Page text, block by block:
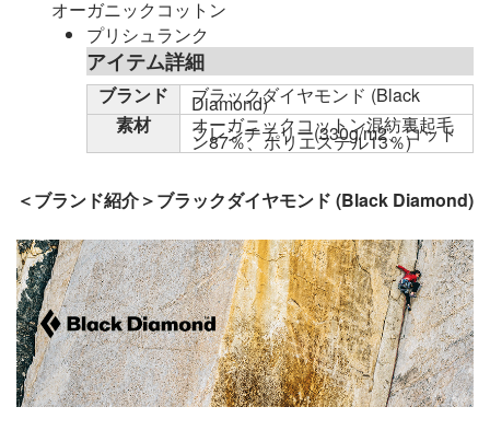
オーガニックコットン
プリシュランク
アイテム詳細
ブランド ブラックダイヤモンド (Black
Diamond)
素材
オーガニックコットン混紡裏起毛
フレンチテリー(330g/m2、コット
ン87％、ポリエステル13％)
＜ブランド紹介＞ブラックダイヤモンド (Black Diamond)